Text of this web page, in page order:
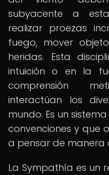
subyacente a
realizar proezas
fuego, mover
heridas. Esta
intuición o en la
comprensión
interactúan los
mundo. Es un
convenciones y que
a pensar de
La Sympathía es un